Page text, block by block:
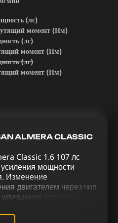
(лс)
момент (Нм)
(лс)
момент (Нм)
(лс)
момент (Нм)
ALMERA CLASSIC
Classic 1.6 107 лс
мощности
Изменение
двигателем через чип
характеристик
через чип тюнинг